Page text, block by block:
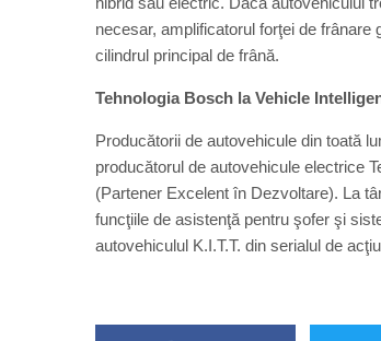
necesar, amplificatorul forţei de
cilindrul principal de frână.
Tehnologia Bosch la Vehicle
Producătorii de autovehicule din toată
producătorul de autovehicule electrice
(Partener Excelent în Dezvoltare). La
funcţiile de asistenţă pentru şofer şi
autovehiculul K.I.T.T. din serialul de